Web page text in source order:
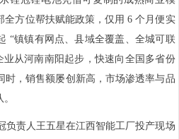
全方位帮扶赋能政策，仅用 6 个月便实
“镇镇有网点、县域全覆盖、全城可联
从河南南阳起步，快速向全国多省份
时，销售额屡创新高，市场渗透率与品
负责人王五星在江西智能工厂投产现场